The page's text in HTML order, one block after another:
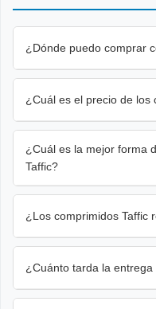
¿Dónde puedo comprar
¿Cuál es el precio de los
¿Cuál es la mejor forma
Taffic?
¿Los comprimidos Taffic
¿Cuánto tarda la